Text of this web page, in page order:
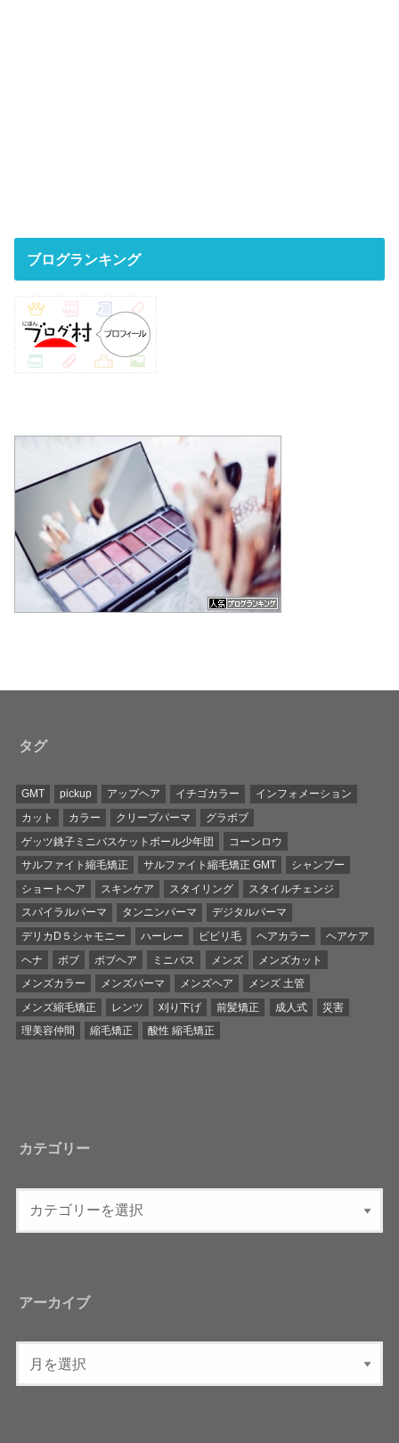
ブログランキング
タグ
GMT pickup アップヘア イチゴカラー
インフォメーション
カット
カラー クリープパーマ
グラボブ
ゲッツ銚子ミニバスケットボール少年団
コーンロウ
サルファイト縮毛矯正
サルファイト縮毛矯正 GMT
シャンプー
ショートヘア
スキンケア スタイリング
スタイルチェンジ
スパイラルパーマ
タンニンパーマ
デジタルパーマ
デリカD５シャモニー
ハーレー ビビリ毛 ヘアカラー
ヘアケア
ヘナ
ボブ ボブヘア ミニバス メンズ
メンズカット
メンズカラー
メンズパーマ メンズヘア
メンズ 土管
メンズ縮毛矯正
レンツ 刈り下げ 前髪矯正 成人式
災害
理美容仲間
縮毛矯正 酸性 縮毛矯正
カテゴリー
アーカイブ